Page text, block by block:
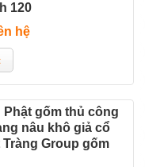
120
hệ
gốm thủ công
nâu khô giả cổ
Tràng Group gốm